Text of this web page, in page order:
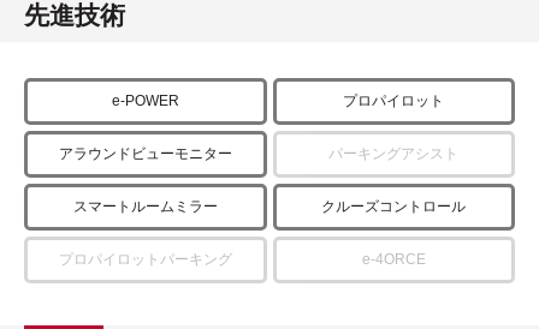
先進技術
e-POWER プロパイロット
アラウンドビューモニター パーキングアシスト
スマートルームミラー クルーズコントロール
プロパイロットパーキング e-4ORCE